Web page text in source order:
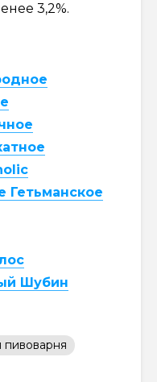
3,2%.
Гетьманское
Шубин
пивоварня